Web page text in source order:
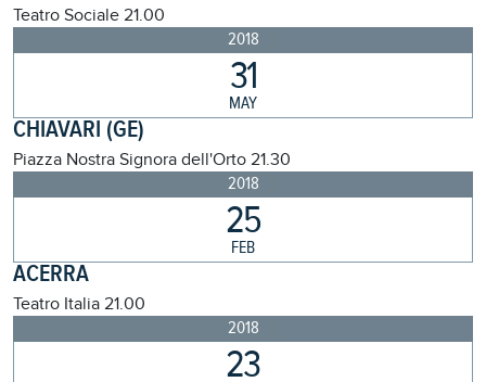
Teatro Sociale 21.00
2018
31
MAY
CHIAVARI (GE)
Piazza Nostra Signora dell'Orto 21.30
2018
25
FEB
ACERRA
Teatro Italia 21.00
2018
23